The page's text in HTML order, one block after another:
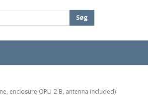
Søg
enclosure OPU-2 B, antenna included)